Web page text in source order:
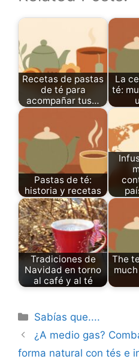
Recetas de pastas
de té para
acompañar tus…
La
té:
Pastas de té:
historia y recetas
Tradiciones de
Navidad en torno
al café y al té
The
Categories
Sabías que....
¿A medio gas?
forma natural con tés e